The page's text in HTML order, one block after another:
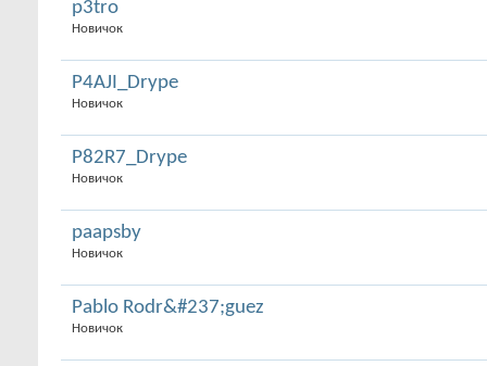
p3tro
Новичок
P4AJI_Drype
Новичок
P82R7_Drype
Новичок
paapsby
Новичок
Pablo Rodr&#237;guez
Новичок